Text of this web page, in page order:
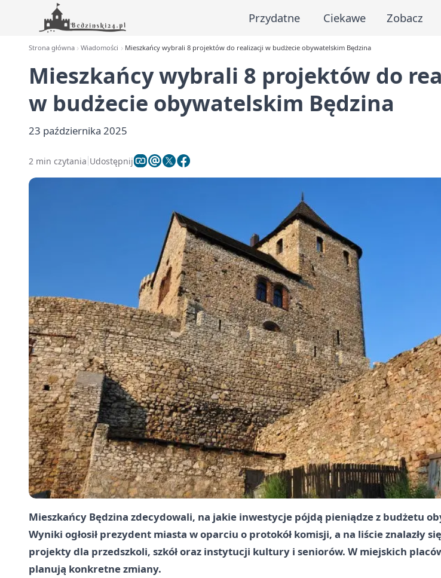
Przydatne Ciekawe Zobacz
Strona główna Wiadomości Mieszkańcy wybrali 8 projektów do realizacji w budżecie obywatelskim Będzina
Mieszkańcy wybrali 8 projektów do
w budżecie obywatelskim Będzina
23 października 2025
2 min czytania Udostępnij
Mieszkańcy Będzina zdecydowali, na jakie inwestycje pójdą pieniądze z budżetu
Wyniki ogłosił prezydent miasta w oparciu o protokół komisji, a na liście znalazły
projekty dla przedszkoli, szkół oraz instytucji kultury i seniorów. W miejskich
planują konkretne zmiany.